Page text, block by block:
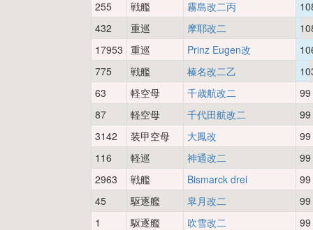
255
戦艦 霧島改二丙
432
重巡 摩耶改二
17953 重巡 Prinz Eugen改
775
戦艦 榛名改二乙
63
軽空母 千歳航改二
99
87
軽空母 千代田航改二
99
3142
装甲空母 大鳳改
99
116
軽巡 神通改二
99
2963
戦艦 Bismarck drei
99
45
駆逐艦 皐月改二
99
1
駆逐艦 吹雪改二
99